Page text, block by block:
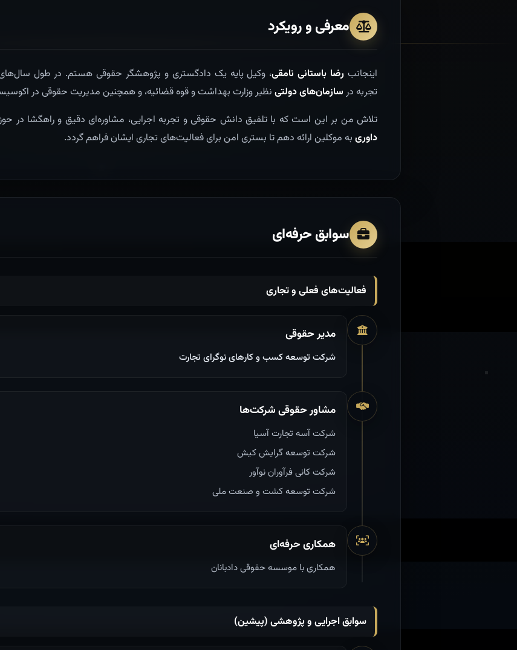
معرفی و رویکرد
اینجانب رضا باستانی نامقی، وکیل پایه یک دادگستری و پژوهشگر حقوقی هستم. در طول
تجربه در سازمان‌های دولتینظیر وزارت بهداشت و قوه قضائیه، و همچنین مدیریت حقوقی در
تلاش من بر این است که با تلفیق دانش حقوقی و تجربه اجرایی، مشاوره‌ای دقیق و راهگشا در
داوری به موکلین ارائه دهم تا بستری امن برای فعالیت‌های تجاری ایشان فراهم گردد.
سوابق حرفه‌ای
فعالیت‌های فعلی و تجاری
مدیر حقوقی
شرکت توسعه کسب و کارهای نوگرای تجارت
مشاور حقوقی شرکت‌ها
شرکت آسه تجارت آسیا
شرکت توسعه گرایش کیش
شرکت کانی فرآوران نوآور
شرکت توسعه کشت و صنعت ملی
همکاری حرفه‌ای
همکاری با موسسه حقوقی دادبانان
سوابق اجرایی و پژوهشی (پیشین)